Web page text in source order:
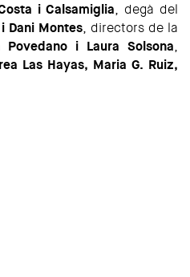
i Calsamiglia, degà del
Dani Montes, directors de la
Povedano i Laura Solsona,
Las Hayas, Maria G. Ruiz,